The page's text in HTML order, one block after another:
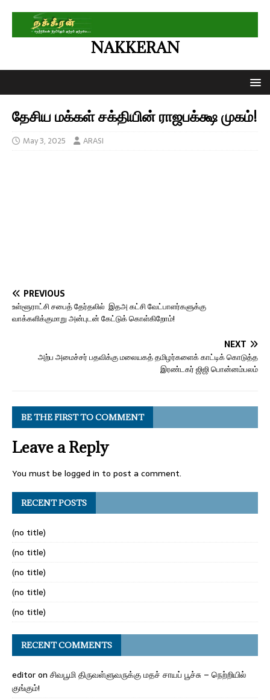
NAKKERAN
தேசிய மக்கள் சக்தியின் ராஜபக்க்ஷ முகம்!
May 3, 2025 ARASI
PREVIOUS
உள்ளூராட்சி சபைத் தேர்தலில் இதஅ கட்சி வேட்பாளர்களுக்கு
வாக்களிக்குமாறு அன்புடன் கேட்டுக் கொள்கிறோம்!
NEXT
அற்ப அமைச்சர் பதவிக்கு மலையகத் தமிழர்களைக் காட்டிக் கொடுத்த
இரண்டகர் ஜிஜி பொன்னம்பலம்
BE THE FIRST TO COMMENT
Leave a Reply
You must be logged in to post a comment.
RECENT POSTS
(no title)
(no title)
(no title)
(no title)
(no title)
RECENT COMMENTS
editoron சிவபூமி திருவள்ளுவருக்கு மதச் சாயப் பூச்சு – நெற்றியில்
குங்கும்!